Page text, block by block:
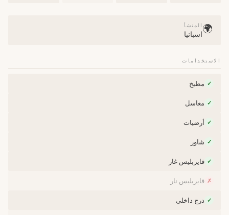
🌍 المنشأ
اسبانيا
الاستخدامات
✓ مطبخ
✓ مغاسل
✓ أرضيات
✓ شاور
✓ فايربليس غاز
✗ فايربليس نار
✓ درج داخلي